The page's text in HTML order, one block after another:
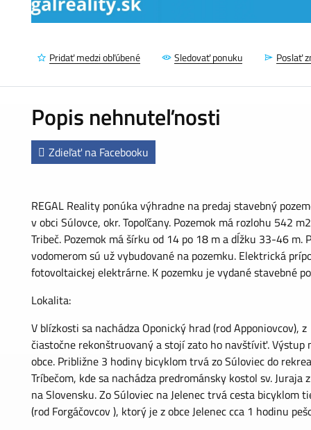
Pridať medzi obľúbené Sledovať ponuku Poslať
Popis nehnuteľnosti
Zdieľať na Facebooku
REGAL Reality ponúka výhradne na predaj stavebný
v obci Súlovce, okr. Topoľčany. Pozemok má rozlohu 542
Tribeč. Pozemok má šírku od 14 po 18 m a dĺžku 33-46
vodomerom sú už vybudované na pozemku. Elektrická
fotovoltaickej elektrárne. K pozemku je vydané stavebné
Lokalita:
V blízkosti sa nachádza Oponický hrad (rod
čiastočne rekonštruovaný a stojí zato ho navštíviť.
obce. Približne 3 hodiny bicyklom trvá zo Súloviec do
Tríbečom, kde sa nachádza predrománsky kostol sv.
na Slovensku. Zo Súloviec na Jelenec trvá cesta bicyklom
(rod Forgáčovcov ), ktorý je z obce Jelenec cca 1 hodinu